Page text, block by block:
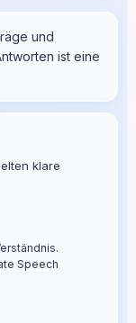
und
ist eine
klare
Speech